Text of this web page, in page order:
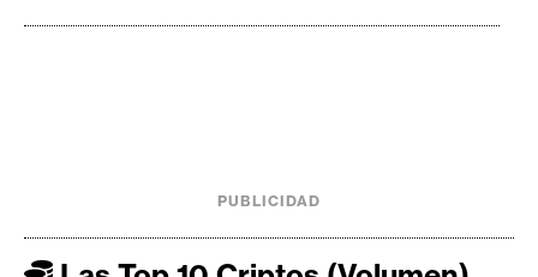
PUBLICIDAD